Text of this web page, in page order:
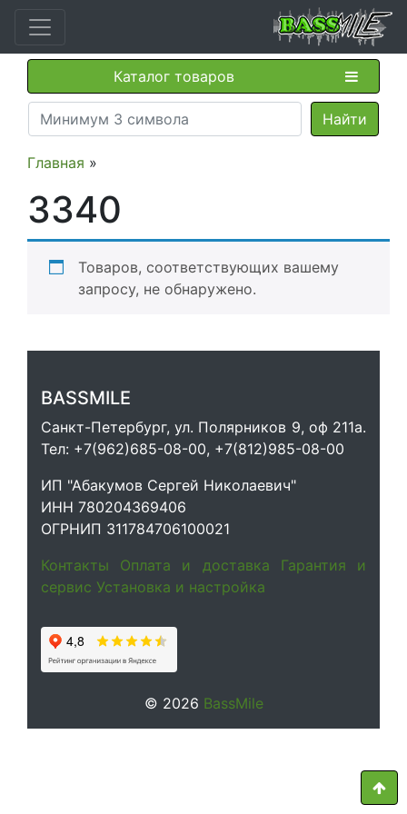
Каталог товаров
Главная »
3340
Товаров, соответствующих вашему
запросу, не обнаружено.
BASSMILE
Санкт-Петербург, ул. Полярников 9, оф 211а.
Тел: +7(962)685-08-00, +7(812)985-08-00
ИП "Абакумов Сергей Николаевич"
ИНН 780204369406
ОГРНИП 311784706100021
Контакты
Оплата и доставка
Гарантия и
сервис Установка и настройка
© 2026 BassMile